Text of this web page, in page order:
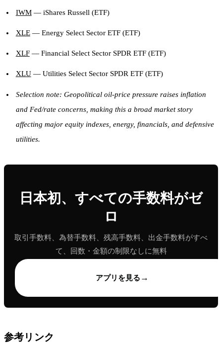
IWM— iShares Russell (ETF)
XLE— Energy Select Sector ETF (ETF)
XLF— Financial Select Sector SPDR ETF (ETF)
XLU— Utilities Select Sector SPDR ETF (ETF)
Selection note: Geopolitical oil-price pressure raises inflation
and Fed/rate concerns, making this a broad market story
affecting major equity indexes, energy, financials, and defensive
utilities.
日本初、すべての手数料がゼ
ロ
取引手数料、為替手数料、残高手数料、出金手数料がすべ
て、回数・金額の制限なしに無料
アプリを見る →
参考リンク